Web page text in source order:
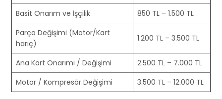
Basit Onarım ve İşçilik
850 TL – 1.500 TL
Parça Değişimi (Motor/Kart
hariç)
1.200 TL – 3.500 TL
Ana Kart Onarımı / Değişimi
2.500 TL – 7.000 TL
Motor / Kompresör Değişimi
3.500 TL – 12.000 TL